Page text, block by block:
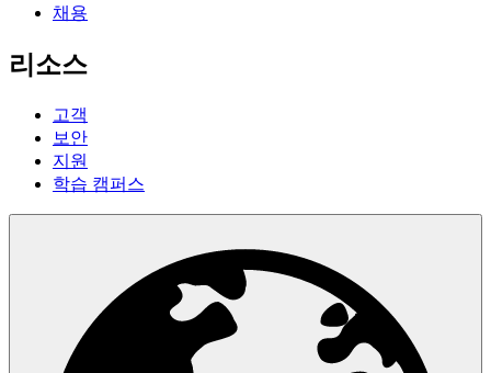
채용
리소스
고객
보안
지원
학습 캠퍼스